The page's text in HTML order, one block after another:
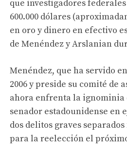
que investigadores
600.000 dólares
en oro y dinero en efectivo
de Menéndez y Arslanian
Menéndez, que ha servido
2006 y preside su comité de
ahora enfrenta la ignominia
senador estadounidense en
dos delitos graves
para la reelección el